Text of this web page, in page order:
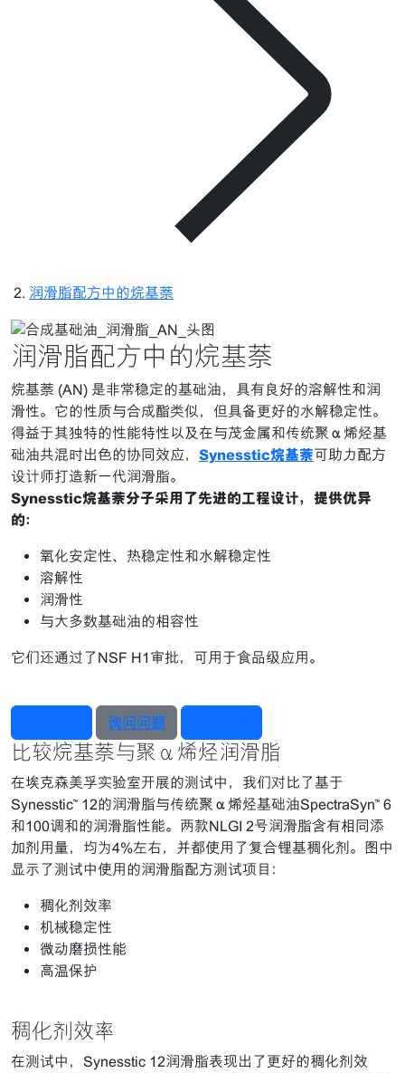
润滑脂配方中的烷基萘
润滑脂配方中的烷基萘
烷基萘 (AN) 是非常稳定的基础油，具有良好的溶解性和润
滑性。它的性质与合成酯类似，但具备更好的水解稳定性。
得益于其独特的性能特性以及在与茂金属和传统聚α烯烃基
础油共混时出色的协同效应， Synesstic烷基萘可助力配方
设计师打造新一代润滑脂。
Synesstic烷基萘分子采用了先进的工程设计，提供优异
的：
氧化安定性、热稳定性和水解稳定性
溶解性
润滑性
与大多数基础油的相容性
它们还通过了NSF H1审批，可用于食品级应用。
询问问题
比较烷基萘与聚α烯烃润滑脂
在埃克森美孚实验室开展的测试中，我们对比了基于
Synesstic™ 12的润滑脂与传统聚α烯烃基础油SpectraSyn™ 6
和100调和的润滑脂性能。两款NLGI 2号润滑脂含有相同添
加剂用量，均为4%左右，并都使用了复合锂基稠化剂。图中
显示了测试中使用的润滑脂配方测试项目：
稠化剂效率
机械稳定性
微动磨损性能
高温保护
稠化剂效率
在测试中，Synesstic 12润滑脂表现出了更好的稠化剂效